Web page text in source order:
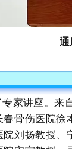
家讲座。来
春骨伤医院
刘扬教授